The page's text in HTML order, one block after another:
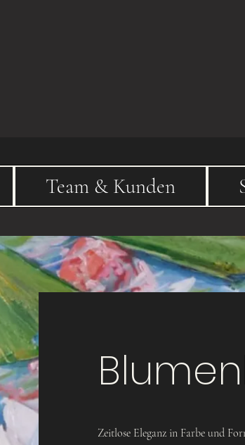
Team & Kunden
Zeitlose Eleganz in Farbe und